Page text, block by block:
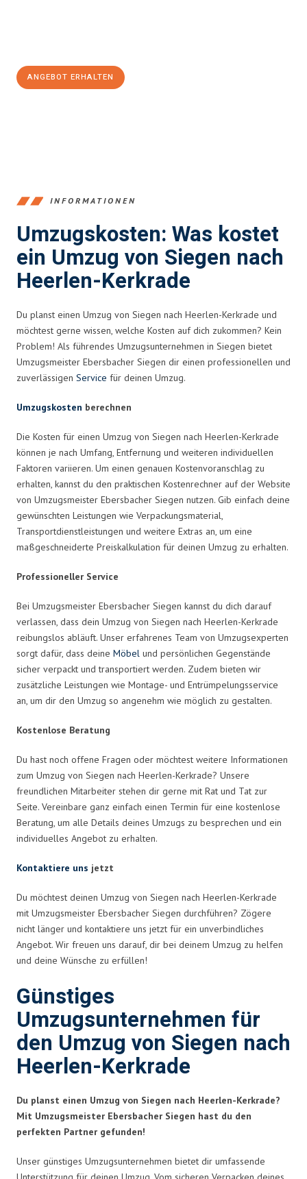
ANGEBOT ERHALTEN
INFORMATIONEN
Umzugskosten: Was kostet
ein Umzug von Siegen nach
Heerlen-Kerkrade
Du planst einen Umzug von Siegen nach Heerlen-Kerkrade und
möchtest gerne wissen, welche Kosten auf dich zukommen? Kein
Problem! Als führendes Umzugsunternehmen in Siegen bietet
Umzugsmeister Ebersbacher Siegen dir einen professionellen und
zuverlässigen Service für deinen Umzug.
Umzugskosten berechnen
Die Kosten für einen Umzug von Siegen nach Heerlen-Kerkrade
können je nach Umfang, Entfernung und weiteren individuellen
Faktoren variieren. Um einen genauen Kostenvoranschlag zu
erhalten, kannst du den praktischen Kostenrechner auf der Website
von Umzugsmeister Ebersbacher Siegen nutzen. Gib einfach deine
gewünschten Leistungen wie Verpackungsmaterial,
Transportdienstleistungen und weitere Extras an, um eine
maßgeschneiderte Preiskalkulation für deinen Umzug zu erhalten.
Professioneller Service
Bei Umzugsmeister Ebersbacher Siegen kannst du dich darauf
verlassen, dass dein Umzug von Siegen nach Heerlen-Kerkrade
reibungslos abläuft. Unser erfahrenes Team von Umzugsexperten
sorgt dafür, dass deine Möbel und persönlichen Gegenstände
sicher verpackt und transportiert werden. Zudem bieten wir
zusätzliche Leistungen wie Montage- und Entrümpelungsservice
an, um dir den Umzug so angenehm wie möglich zu gestalten.
Kostenlose Beratung
Du hast noch offene Fragen oder möchtest weitere Informationen
zum Umzug von Siegen nach Heerlen-Kerkrade? Unsere
freundlichen Mitarbeiter stehen dir gerne mit Rat und Tat zur
Seite. Vereinbare ganz einfach einen Termin für eine kostenlose
Beratung, um alle Details deines Umzugs zu besprechen und ein
individuelles Angebot zu erhalten.
Kontaktiere uns jetzt
Du möchtest deinen Umzug von Siegen nach Heerlen-Kerkrade
mit Umzugsmeister Ebersbacher Siegen durchführen? Zögere
nicht länger und kontaktiere uns jetzt für ein unverbindliches
Angebot. Wir freuen uns darauf, dir bei deinem Umzug zu helfen
und deine Wünsche zu erfüllen!
Günstiges
Umzugsunternehmen für
den Umzug von Siegen nach
Heerlen-Kerkrade
Du planst einen Umzug von Siegen nach Heerlen-Kerkrade?
Mit Umzugsmeister Ebersbacher Siegen hast du den
perfekten Partner gefunden!
Unser günstiges Umzugsunternehmen bietet dir umfassende